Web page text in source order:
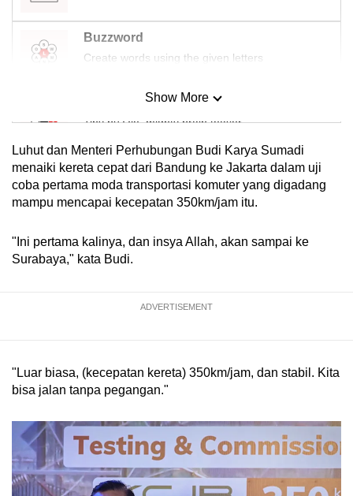
Buzzword
Create words using the given letters
Mini Sudoku
Tiny puzzle, mighty brain teaser
Mini Crossword
Small grid, big challenge
Spot as many words as you can
Show More
Show Less
Luhut dan Menteri Perhubungan Budi Karya Sumadi
menaiki kereta cepat dari Bandung ke Jakarta dalam uji
coba pertama moda transportasi komuter yang digadang
mampu mencapai kecepatan 350km/jam itu.
"Ini pertama kalinya, dan insya Allah, akan sampai ke
Surabaya," kata Budi.
ADVERTISEMENT
"Luar biasa, (kecepatan kereta) 350km/jam, dan stabil. Kita
bisa jalan tanpa pegangan."